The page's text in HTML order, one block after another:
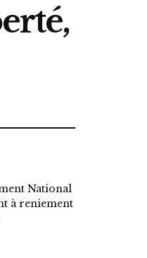
National
à reniement